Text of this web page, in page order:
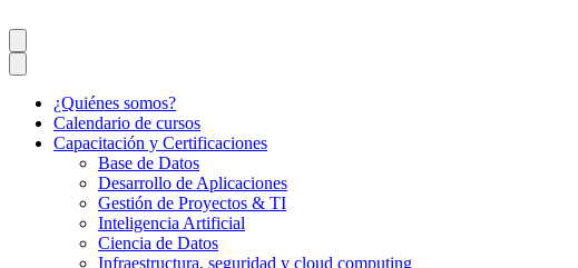
¿Quiénes somos?
Calendario de cursos
Capacitación y Certificaciones
Base de Datos
Desarrollo de Aplicaciones
Gestión de Proyectos & TI
Inteligencia Artificial
Ciencia de Datos
Infraestructura, seguridad y cloud computing